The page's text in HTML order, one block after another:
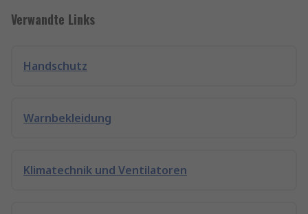
Verwandte Links
Handschutz
Warnbekleidung
Klimatechnik und Ventilatoren